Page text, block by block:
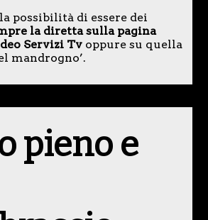
possibilità di essere dei
la diretta sulla pagina
Servizi Tvoppure su quella
mandrogno’.
pieno e